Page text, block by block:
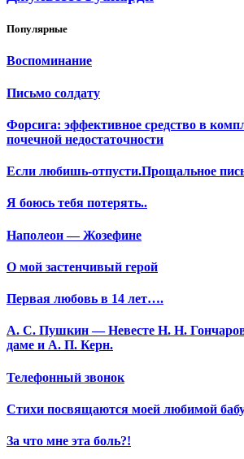
Популярные
Воспоминание
Письмо солдату
Форсига: эффективное средство в
почечной недостаточности
Если любишь-отпусти.Прощальное
Я боюсь тебя потерять..
Наполеон — Жозефине
О мой застенчивый герой
Первая любовь в 14 лет….
А. С. Пушкин — Невесте Н. Н.
даме и А. П. Керн.
Телефонный звонок
Стихи посвящаются моей любимой
За что мне эта боль?!